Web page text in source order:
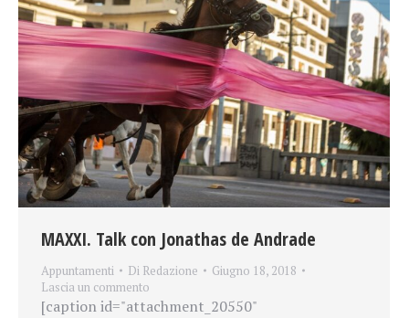
MAXXI. Talk con Jonathas de Andrade
Appuntamenti Di Redazione
Giugno 18, 2018
Lascia un commento
[caption id="attachment_20550"